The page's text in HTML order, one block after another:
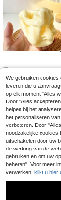
7
4
We gebruiken cookies
leveren die u
op elk moment "Alles
Door "Alles
helpen bij het
het personaliseren
verbeteren. Door
noodzakelijke cookies
uitschakelen door uw
de werking van de
gebruiken en om uw
beheren". Voor meer
verwerken, klikt u hier